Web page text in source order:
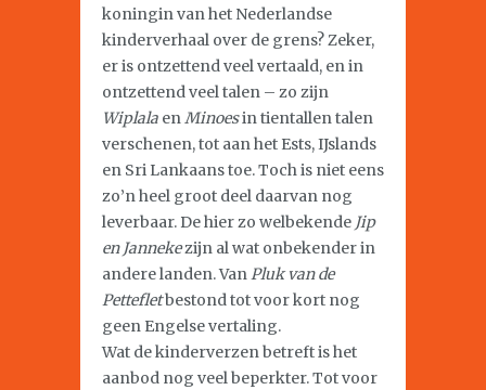
koningin van het Nederlandse
kinderverhaal over de grens? Zeker,
er is ontzettend veel vertaald, en in
ontzettend veel talen – zo zijn
Wiplala enMinoesin tientallen talen
verschenen, tot aan het Ests, IJslands
en Sri Lankaans toe. Toch is niet eens
zo’n heel groot deel daarvan nog
leverbaar. De hier zo welbekende Jip
en Jannekezijn al wat onbekender in
andere landen. VanPluk van de
Pettefletbestond tot voor kort nog
geen Engelse vertaling.
Wat de kinderverzen betreft is het
aanbod nog veel beperkter. Tot voor